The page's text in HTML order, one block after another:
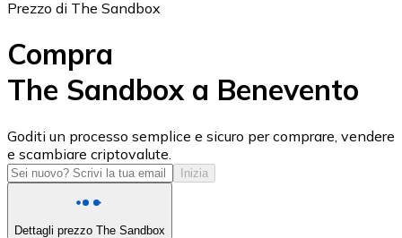
USD Coin
USDC
Prezzo di The Sandbox
Compra
The Sandbox a Benevento
Goditi un processo semplice e sicuro per comprare, vendere
e scambiare criptovalute.
Inizia
Dettagli prezzo The Sandbox